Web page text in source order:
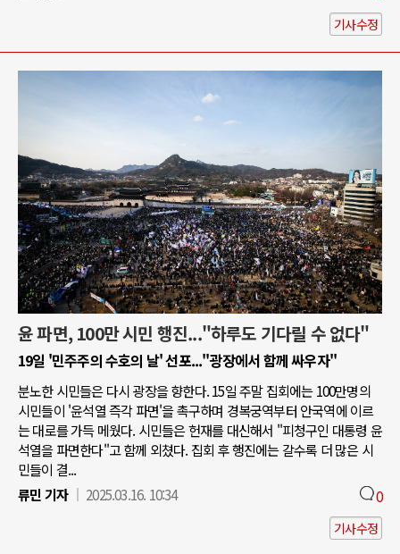
기사수정
윤 파면, 100만 시민 행진..."하루도 기다릴 수 없다"
19일 '민주주의 수호의 날' 선포..."광장에서 함께 싸우자"
분노한 시민들은 다시 광장을 향한다. 15일 주말 집회에는 100만명의
시민들이 '윤석열 즉각 파면'을 촉구하며 경복궁역부터 안국역에 이르
는 대로를 가득 메웠다. 시민들은 헌재를 대신해서 "피청구인 대통령 윤
석열을 파면한다"고 함께 외쳤다. 집회 후 행진에는 갈수록 더 많은 시
민들이 결...
류민 기자
2025.03.16. 10:34 0
기사수정